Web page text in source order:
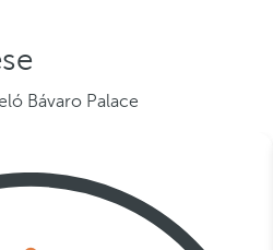
Bávaro Palace